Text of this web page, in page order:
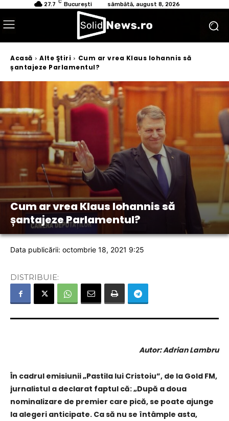
27.7 C București sâmbătă, august 8, 2026
Acasă Alte Ştiri
Cum ar vrea Klaus Iohannis să
șantajeze Parlamentul?
Cum ar vrea Klaus Iohannis să
șantajeze Parlamentul?
Data publicării: octombrie 18, 2021 9:25
DISTRIBUIE:
Autor: Adrian Lambru
În cadrul emisiunii „Pastila lui Cristoiu”, de la Gold FM,
jurnalistul a declarat faptul că: „După a doua
nominalizare de premier care pică, se poate ajunge
la alegeri anticipate. Ca să nu se întâmple asta,